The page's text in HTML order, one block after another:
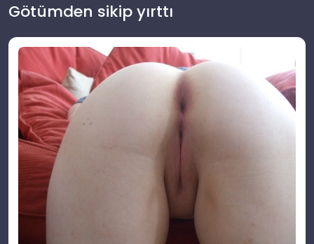
Götümden sikip yırttı